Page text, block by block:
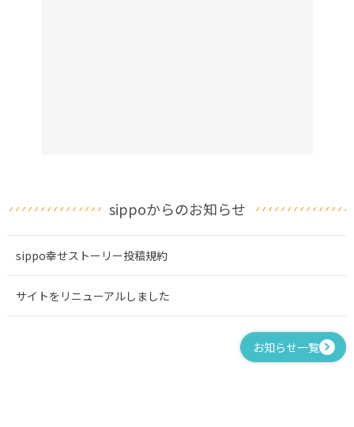
sippoからのお知らせ
sippo幸せストーリー投稿規約
サイトをリニューアルしました
お知らせ一覧